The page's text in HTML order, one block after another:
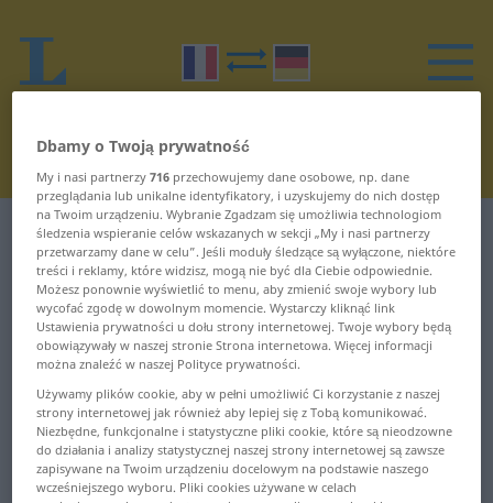
Słownik Francuski-Niemiecki H
Słowa w francuskim zaczynające
się na H
h ... Habsbourg
hachage ... hall
hallali ... hamster
honorable ...
horodateur
horokilométrique ...
hostilité
Dbamy o Twoją prywatność
My i nasi partnerzy716 przechowujemy dane osobowe, np. dane
przeglądania lub unikalne identyfikatory, i uzyskujemy do nich dostęp
na Twoim urządzeniu. Wybranie Zgadzam się umożliwia technologiom
śledzenia wspieranie celów wskazanych w sekcji „My i nasi partnerzy
przetwarzamy dane w celu”. Jeśli moduły śledzące są wyłączone, niektóre
treści i reklamy, które widzisz, mogą nie być dla Ciebie odpowiednie.
Możesz ponownie wyświetlić to menu, aby zmienić swoje wybory lub
wycofać zgodę w dowolnym momencie. Wystarczy kliknąć link
Ustawienia prywatności u dołu strony internetowej. Twoje wybory będą
obowiązywały w naszej stronie Strona internetowa. Więcej informacji
można znaleźć w naszej Polityce prywatności.
Używamy plików cookie, aby w pełni umożliwić Ci korzystanie z naszej
strony internetowej jak również aby lepiej się z Tobą komunikować.
Niezbędne, funkcjonalne i statystyczne pliki cookie, które są nieodzowne
do działania i analizy statystycznej naszej strony internetowej są zawsze
zapisywane na Twoim urządzeniu docelowym na podstawie naszego
wcześniejszego wyboru. Pliki cookies używane w celach